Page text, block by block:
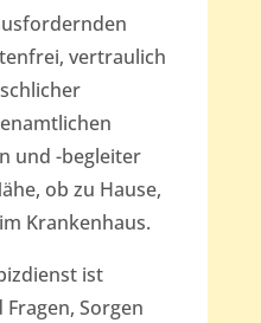
vertraulich
und -begleiter
ob zu Hause,
Krankenhaus.
ist
Sorgen